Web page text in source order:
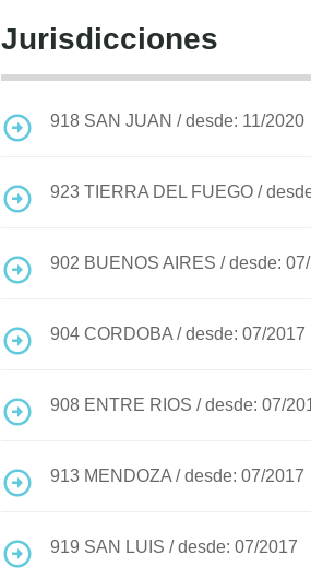
Jurisdicciones
918 SAN JUAN /desde: 11/2020
923 TIERRA DEL FUEGO /
902 BUENOS AIRES /desde:
904 CORDOBA /desde: 07/2017
908 ENTRE RIOS /desde: 07/
913 MENDOZA /desde: 07/2017
919 SAN LUIS /desde: 07/2017